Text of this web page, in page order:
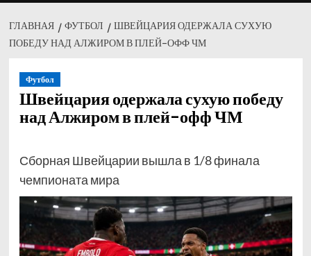
ГЛАВНАЯ ФУТБОЛ
ШВЕЙЦАРИЯ ОДЕРЖАЛА СУХУЮ
ПОБЕДУ НАД АЛЖИРОМ В ПЛЕЙ-ОФФ ЧМ
Футбол
Швейцария одержала сухую победу
над Алжиром в плей-офф ЧМ
Сборная Швейцарии вышла в 1/8 финала
чемпионата мира